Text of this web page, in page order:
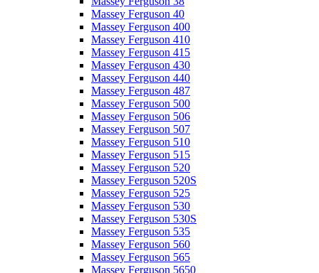
Massey Ferguson 40
Massey Ferguson 400
Massey Ferguson 410
Massey Ferguson 415
Massey Ferguson 430
Massey Ferguson 440
Massey Ferguson 487
Massey Ferguson 500
Massey Ferguson 506
Massey Ferguson 507
Massey Ferguson 510
Massey Ferguson 515
Massey Ferguson 520
Massey Ferguson 520S
Massey Ferguson 525
Massey Ferguson 530
Massey Ferguson 530S
Massey Ferguson 535
Massey Ferguson 560
Massey Ferguson 565
Massey Ferguson 5650